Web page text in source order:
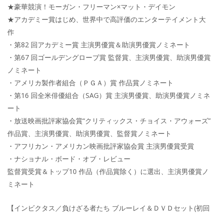
★豪華競演！モーガン・フリーマン×マット・デイモン
★アカデミー賞はじめ、世界中で高評価のエンターテイメント大
作
・第82 回アカデミー賞 主演男優賞＆助演男優賞ノミネート
・第67 回ゴールデングローブ賞 監督賞、主演男優賞、助演男優賞
ノミネート
・アメリカ製作者組合（ＰＧＡ）賞 作品賞ノミネート
・第16 回全米俳優組合（SAG）賞 主演男優賞、助演男優賞ノミネ
ート
・放送映画批評家協会賞“クリティックス・チョイス・アウォーズ”
作品賞、主演男優賞、助演男優賞、監督賞ノミネート
・アフリカン・アメリカン映画批評家協会賞 主演男優賞受賞
・ナショナル・ボード・オブ・レビュー
監督賞受賞＆トップ10 作品（作品賞除く）に選出、主演男優賞ノ
ミネート
【インビクタス／負けざる者たち ブルーレイ＆ＤＶＤセット(初回